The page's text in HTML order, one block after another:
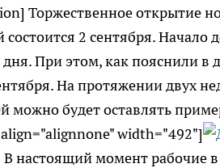
Торжественное открытие
2 сентября. Начало
дня. При этом, как пояснили
На протяжении двух
будет оставлять
width="492"]
настоящий момент рабочие